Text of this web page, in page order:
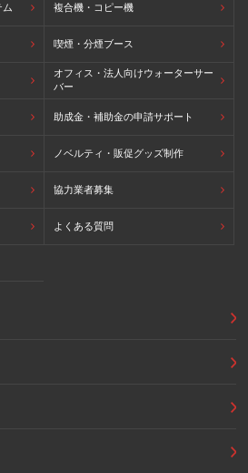
ム 複合機・コピー機
喫煙・分煙ブース
オフィス・法人向けウォーターサー
バー
助成金・補助金の申請サポート
ノベルティ・販促グッズ制作
協力業者募集
よくある質問